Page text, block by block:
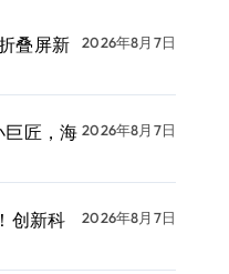
叠屏新
2026年8月7日
巨匠，海 2026年8月7日
创新科
2026年8月7日